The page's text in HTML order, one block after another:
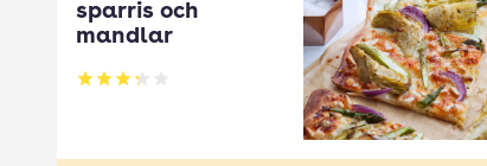
sparris och
mandlar
Betyg: 3.25 av 5